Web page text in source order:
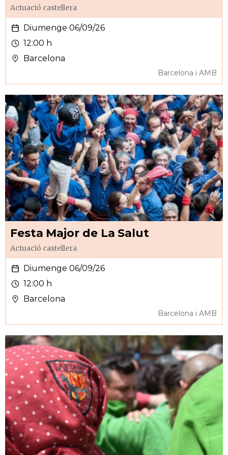
Actuació castellera
Diumenge 06/09/26
12:00 h
Barcelona
Barcelona i AMB
Festa Major de La Salut
Actuació castellera
Diumenge 06/09/26
12:00 h
Barcelona
Barcelona i AMB